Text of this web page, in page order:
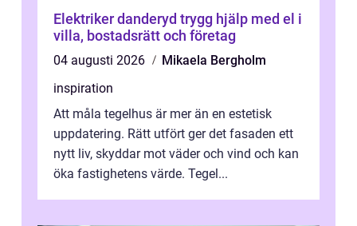
Elektriker danderyd trygg hjälp med el i
villa, bostadsrätt och företag
04 augusti 2026
Mikaela Bergholm
inspiration
Att måla tegelhus är mer än en estetisk
uppdatering. Rätt utfört ger det fasaden ett
nytt liv, skyddar mot väder och vind och kan
öka fastighetens värde. Tegel...